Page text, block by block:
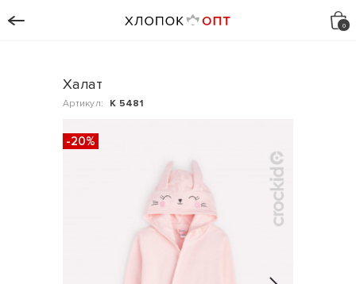
Халат
Артикул: К 5481
-20%